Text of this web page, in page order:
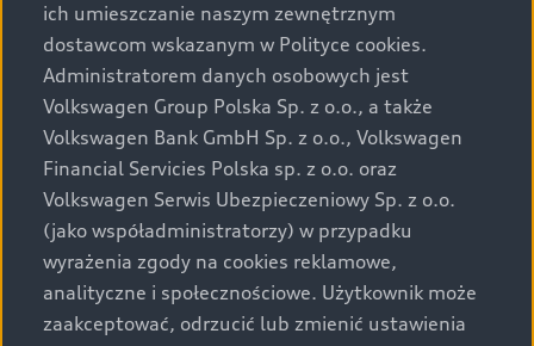
Audi zastrzega sobie możliwość wprowadzenia zmian w
prezentowanych wersjach. Przedstawione detale
wyposażenia mogą różnić się od specyfikacji
przewidzianej na rynek polski. Zamieszczone zdjęcia
mogą przedstawiać wyposażenie opcjonalne, dostępne
za dopłatą. Wiążące ustalenie ceny, wyposażenia i
specyfikacji pojazdu następują w umowie sprzedaży, a
określenie parametrów technicznych zawiera
świadectwo homologacji typu pojazdu. Zastrzegamy
sobie prawo do zmian i pomyłek. Wszelkie informacje
prezentowane na stronie są aktualne na dzień ich
zamieszczania. W celu uzyskania najnowszych
ich umieszczanie naszym zewnętrznym
dostawcom wskazanym w Polityce cookies.
Administratorem danych osobowych jest
Volkswagen Group Polska Sp. z o.o., a także
Volkswagen Bank GmbH Sp. z o.o., Volkswagen
Financial Servicies Polska sp. z o.o. oraz
Volkswagen Serwis Ubezpieczeniowy Sp. z o.o.
(jako współadministratorzy) w przypadku
wyrażenia zgody na cookies reklamowe,
analityczne i społecznościowe. Użytkownik może
zaakceptować, odrzucić lub zmienić ustawienia